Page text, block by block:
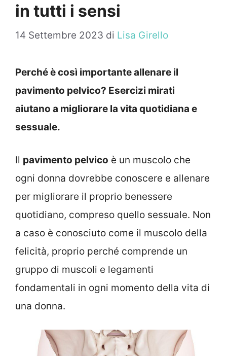
in tutti i sensi
14 Settembre 2023 di Lisa Girello
Perché è così importante allenare il
pavimento pelvico? Esercizi mirati
aiutano a migliorare la vita quotidiana e
sessuale.
Il pavimento pelvico è un muscolo che
ogni donna dovrebbe conoscere e allenare
per migliorare il proprio benessere
quotidiano, compreso quello sessuale. Non
a caso è conosciuto come il muscolo della
felicità, proprio perché comprende un
gruppo di muscoli e legamenti
fondamentali in ogni momento della vita di
una donna.